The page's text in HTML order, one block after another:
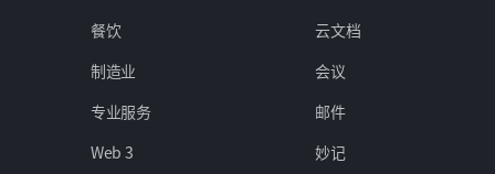
餐饮
制造业
专业服务
Web 3
云文档
会议
邮件
妙记